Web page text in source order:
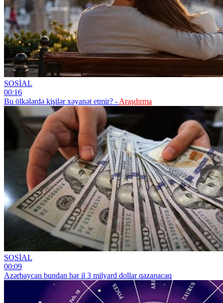
SOSİAL
00:16
Bu ölkələrdə kişilər xəyanət etmir? - Araşdırma
SOSİAL
00:09
Azərbaycan bundan hər il 3 milyard dollar qazanacaq